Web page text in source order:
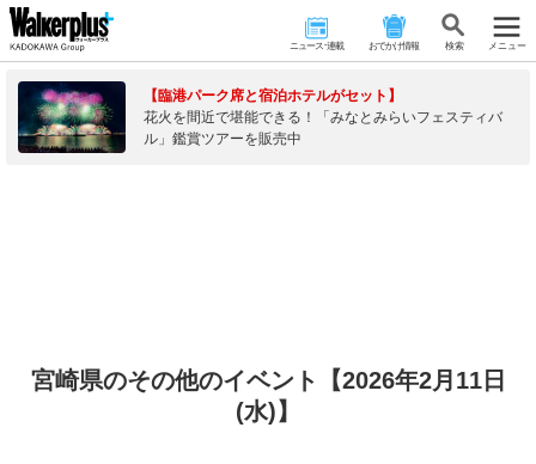
ニュース･連載 おでかけ情報 検 索 メニュー
【臨港パーク席と宿泊ホテルがセット】
花火を間近で堪能できる！「みなとみらいフェスティバ
ル」鑑賞ツアーを販売中
宮崎県のその他のイベント【2026年2月11日
(水)】